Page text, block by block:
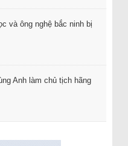
và ông nghệ bắc ninh bị
Anh làm chủ tịch hãng